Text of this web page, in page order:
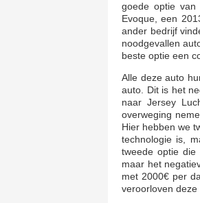
goede optie
Evoque, een
ander bedrijf
noodgevallen
beste optie een
Alle deze auto
auto. Dit is het
naar Jersey
overweging
Hier hebben we
technologie is,
tweede optie die
maar het
met 2000€ per
veroorloven deze